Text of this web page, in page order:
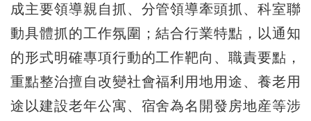
成主要領導親自抓、分管領導牽頭抓、科室聯
動具體抓的工作氛圍；結合行業特點，以通知
的形式明確專項行動的工作靶向、職責要點，
重點整治擅自改變社會福利用地用途、養老用
途以建設老年公寓、宿舍為名開發房地産等涉